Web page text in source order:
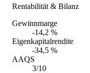
Rentabilität & Bilanz
Gewinnmarge
-14,2 %
Eigenkapitalrendite
-34,5 %
AAQS
3/10